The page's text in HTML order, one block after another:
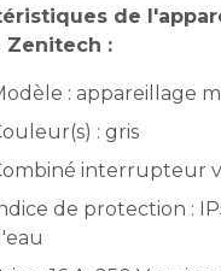
de
Zenitech :
: appareillage
: gris
interrupteur
de protection :